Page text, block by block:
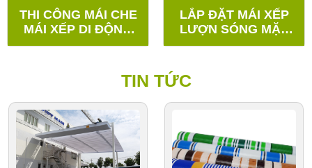
THI CÔNG MÁI CHE
MÁI XẾP DI ĐỘNG
NGOÀI TRỜI TẠI
LẮP ĐẶT MÁI XẾP
LƯỢN SÓNG MẶT
TIỀN TÒA NHÀ
NGUYỄN VĂN LINH
TIN TỨC